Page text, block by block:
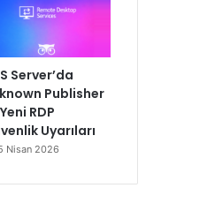
Server’da
Publisher
RDP
Uyarıları
Nisan 2026